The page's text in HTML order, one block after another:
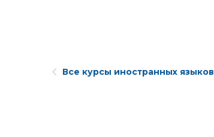
Все курсы иностранных языков